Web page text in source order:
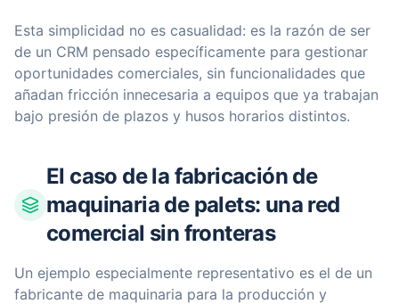
Esta simplicidad no es casualidad: es la razón de ser
de un CRM pensado específicamente para gestionar
oportunidades comerciales, sin funcionalidades que
añadan fricción innecesaria a equipos que ya trabajan
bajo presión de plazos y husos horarios distintos.
El caso de la fabricación de
maquinaria de palets: una red
comercial sin fronteras
Un ejemplo especialmente representativo es el de un
fabricante de maquinaria para la producción y